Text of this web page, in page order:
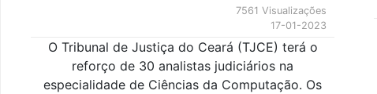
7561 Visualizações
17-01-2023
O Tribunal de Justiça do Ceará (TJCE) terá o
reforço de 30 analistas judiciários na
especialidade de Ciências da Computação. Os